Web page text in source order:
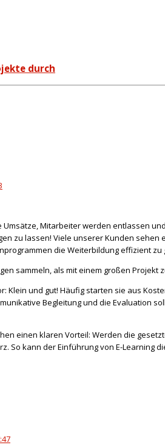
durch
Mitarbeiter werden entlassen
zu lassen! Viele unserer Kunden
die Weiterbildung effizient
sammeln, als mit einem großen Projekt
Klein und gut! Häufig starten sie aus
Begleitung und die Evaluation
einen klaren Vorteil: Werden die
So kann der Einführung von E-